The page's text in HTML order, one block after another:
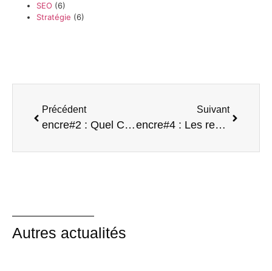
SEO (6)
Stratégie (6)
Précédent
encre#2 : Quel CMS pour son site?
Suivant
encre#4 : Les redirections SEO
Autres actualités